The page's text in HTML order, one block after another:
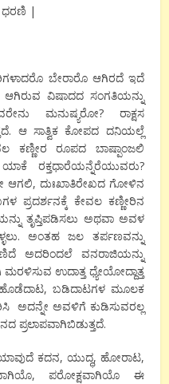
ಧರಣಿ |
ಬೇರಾರೊ ಆಗಿರದೆ ಇದೆ
ವಿಷಾದದ ಸಂಗತಿಯನ್ನು
ಮನುಷ್ಯರೋ? ರಾಕ್ಷಸ
ಆ ಸಾತ್ವಿಕ ಕೋಪದ ದನಿಯಲ್ಲೆ
ಕಣ್ಣೀರ ರೂಪದ ಬಾಷ್ಪಾಂಜಲಿ
ರಕ್ತಧಾರೆಯನ್ನೆರೆಯುವರು?
ಆಗಲಿ, ದುಃಖಾತಿರೇಖದ ಗೋಳಿನ
ಪ್ರದರ್ಶನಕ್ಕೆ ಕೇವಲ ಕಣ್ಣೀರಿನ
ತೃಪ್ತಿಪಡಿಸಲು ಅಥವಾ ಅವಳ
ಅಂತಹ ಜಲ ತರ್ಪಣವನ್ನು
ಅದರಿಂದಲೆ ವನರಾಜಿಯನ್ನು
ಉದಾತ್ತ ಧ್ಯೇಯೋದ್ದಾತ್ತ
ಬಡಿದಾಟಗಳ ಮೂಲಕ
ಅದನ್ನೇ ಅವಳಿಗೆ ಕುಡಿಸುವರಲ್ಲ
ಪ್ರಲಾಪವಾಗಿಬಿಡುತ್ತದೆ.
ಕದನ, ಯುದ್ಧ, ಹೋರಾಟ,
ಪರೋಕ್ಷವಾಗಿಯೊ ಈ